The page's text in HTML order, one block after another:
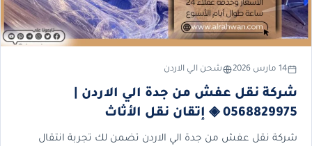
14 مارس 2026 شحن الي الاردن
شركة نقل عفش من جدة الي الاردن |
0568829975 ◈ إتقان نقل الأثاث
شركة نقل عفش من جدة الي الاردن تضمن لك تجربة انتقال